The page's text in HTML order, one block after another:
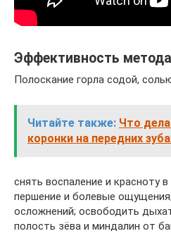
Эффективность метода
Полоскание горла содой,
Читайте также: Что
коронки на передних
снять воспаление и красноту
першение и болевые
осложнений; освободить
полость зёва и миндалин от